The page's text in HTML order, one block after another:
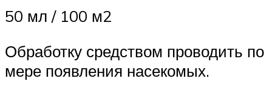
50 мл / 100 м2
Обработку средством проводить по
мере появления насекомых.